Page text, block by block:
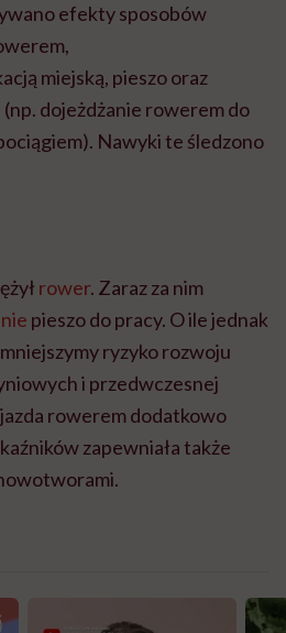
efekty sposobów
miejską, pieszo oraz
(np. dojeżdżanie rowerem do
Nawyki te śledzono
rower. Zaraz za nim
pieszo do pracy. O ile jednak
ryzyko rozwoju
i przedwczesnej
rowerem dodatkowo
zapewniała także